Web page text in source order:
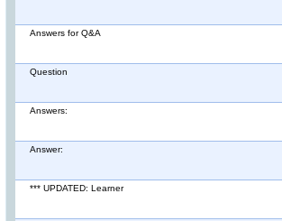
Answers for Q&A
Question
Answers:
Answer:
*** UPDATED: Learner